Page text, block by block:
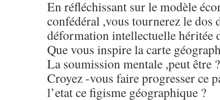
En réfléchissant sur le modèle
confédéral ,vous tournerez le dos
déformation intellectuelle héritée
Que vous inspire la carte
La soumission mentale ,peut être ?
Croyez -vous faire progresser ce
l’etat ce figisme géographique ?